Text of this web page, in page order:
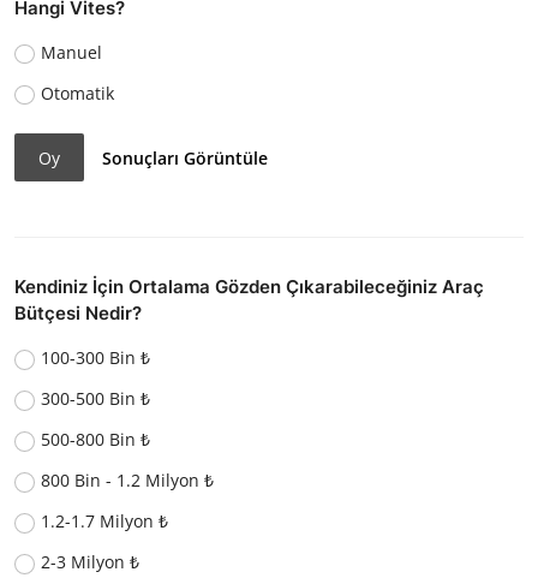
Hangi Vites?
Manuel
Otomatik
Oy Sonuçları Görüntüle
Kendiniz İçin Ortalama Gözden Çıkarabileceğiniz Araç
Bütçesi Nedir?
100-300 Bin ₺
300-500 Bin ₺
500-800 Bin ₺
800 Bin - 1.2 Milyon ₺
1.2-1.7 Milyon ₺
2-3 Milyon ₺